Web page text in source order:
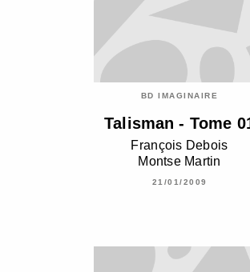
BD IMAGINAIRE
Talisman - Tome
François Debois
Montse Martin
21/01/2009